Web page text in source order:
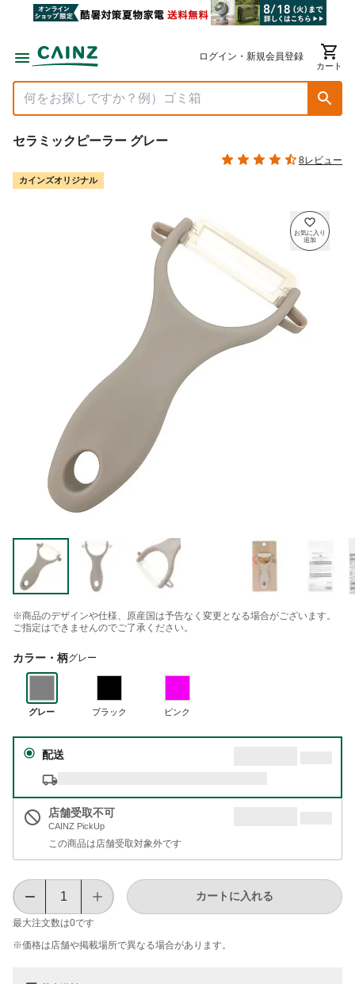
ログイン・新規会員登録
カート
セラミックピーラー グレー
8レビュー
カインズオリジナル
※商品のデザインや仕様、原産国は予告なく変更となる場合がございます。
ご指定はできませんのでご了承ください。
カラー・柄グレー
グレー ブラック ピンク
配送
店舗受取不可
CAINZ PickUp
この商品は店舗受取対象外です
最大注文数は0です
カートに入れる
※価格は​店舗や​掲載場所で​異なる​場合が​あります。